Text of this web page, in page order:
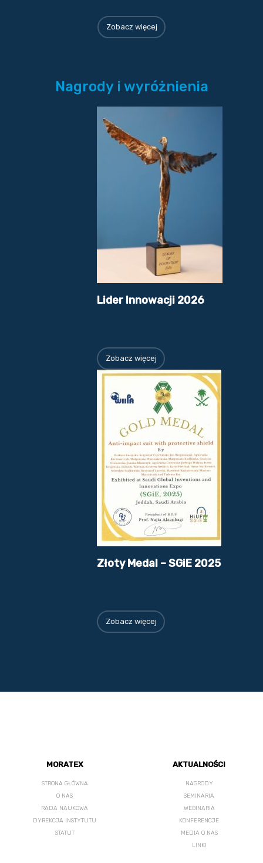
Zobacz więcej
Nagrody i wyróżnienia
Lider Innowacji 2026
Zobacz więcej
Złoty Medal – SGiE 2025
Zobacz więcej
MORATEX
STRONA GŁÓWNA
O NAS
RADA NAUKOWA
DYREKCJA INSTYTUTU
STATUT
AKTUALNOŚCI
NAGRODY
SEMINARIA
WEBINARIA
KONFERENCJE
MEDIA O NAS
LINKI